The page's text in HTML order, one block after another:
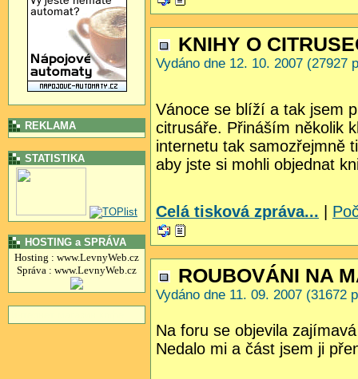
REKLAMA
STATISTIKA
HOSTING a SPRÁVA
Hosting : www.LevnyWeb.cz
Správa : www.LevnyWeb.cz
KNIHY O
Vydáno dne 12. 10. 2007 (27927
Vánoce se blíží a tak jsem
citrusáře. Přináším několik
internetu tak samozřejmně
aby jste si mohli objednat
Celá tisková zpráva...
ROUBOVÁNI NA
Vydáno dne 11. 09. 2007 (31672
Na foru se objevila
Nedalo mi a část jsem ji